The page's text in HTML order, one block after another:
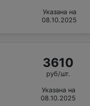
Указана на
08.10.2025
3610
руб/шт.
Указана на
08.10.2025